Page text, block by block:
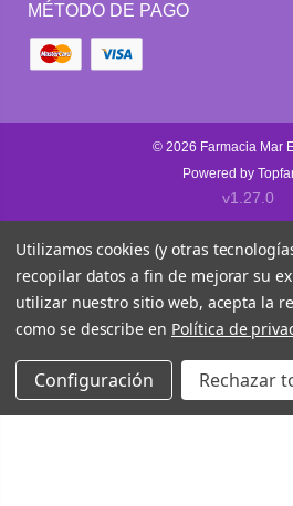
MÉTODO DE PAGO
© 2026 Farmacia Mar
Powered by
v1.27.0
Utilizamos cookies (y otras
recopilar datos a fin de mejorar su
utilizar nuestro sitio web, acepta la
como se describe en Política de
Configuración Rechazar